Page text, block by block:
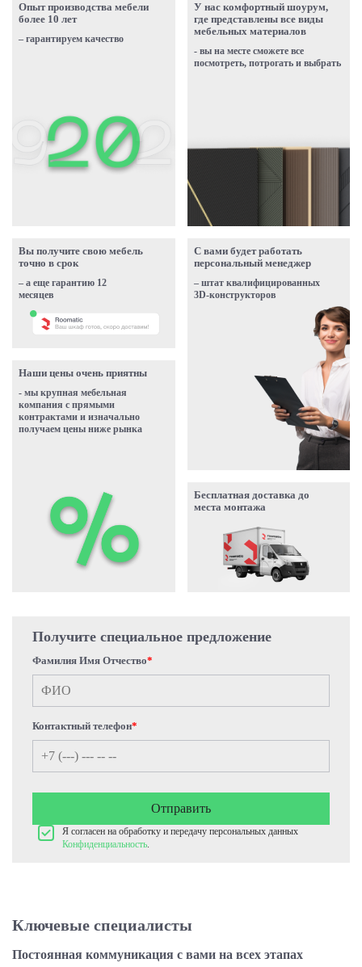
Опыт производства мебели
более 10 лет
– гарантируем качество
У нас комфортный шоурум,
где представлены все виды
мебельных материалов
- вы на месте сможете все
посмотреть, потрогать и выбрать
Вы получите свою мебель
точно в срок
– а еще гарантию 12
месяцев
С вами будет работать
персональный менеджер
– штат квалифицированных
3D-конструкторов
Бесплатная доставка до
места монтажа
Наши цены очень приятны
- мы крупная мебельная
компания с прямыми
контрактами и изначально
получаем цены ниже рынка
Получите специальное предложение
Фамилия Имя Отчество*
Контактный телефон*
Я согласен на обработку и передачу персональных данных
Конфиденциальность.
Отправить
Ключевые специалисты
Постоянная коммуникация с вами на всех этапах